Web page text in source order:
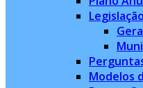
Legislação
Modelos